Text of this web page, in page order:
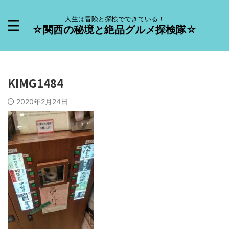
人生は冒険と探検でできている！
☆関西の秘境と絶品グルメ探検隊☆
KIMG1484
2020年2月24日